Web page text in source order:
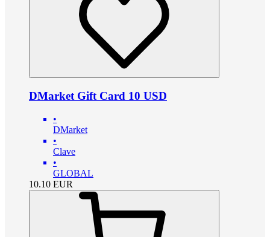
DMarket Gift Card 10 USD
•
DMarket
•
Clave
•
GLOBAL
10.10 EUR